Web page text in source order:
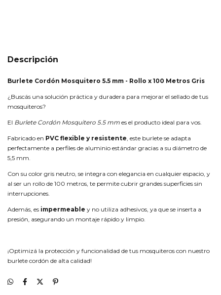
Descripción
Burlete Cordón Mosquitero 5.5 mm - Rollo x 100 Metros Gris
¿Buscás una solución práctica y duradera para mejorar el sellado de tus
mosquiteros?
El Burlete Cordón Mosquitero 5.5 mm es el producto ideal para vos.
Fabricado en PVC flexible y resistente , este burlete se adapta
perfectamente a perfiles de aluminio estándar gracias a su diámetro de
5,5 mm.
Con su color gris neutro, se integra con elegancia en cualquier espacio, y
al ser un rollo de 100 metros, te permite cubrir grandes superficies sin
interrupciones.
Además, es impermeable y no utiliza adhesivos, ya que se inserta a
presión, asegurando un montaje rápido y limpio.
¡Optimizá la protección y funcionalidad de tus mosquiteros con nuestro
burlete cordón de alta calidad!